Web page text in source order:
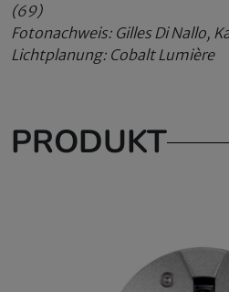
(69)
Fotonachweis: Gilles Di Nallo,
Lichtplanung: Cobalt Lumière
PRODUKT